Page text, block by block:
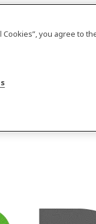
Cookies”, you agree to